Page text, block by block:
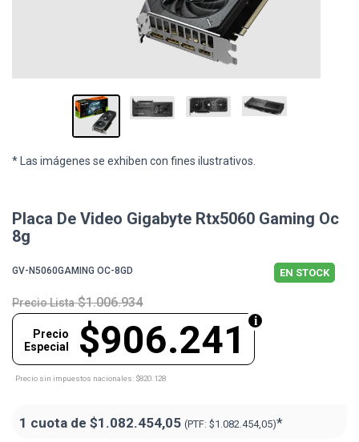
* Las imágenes se exhiben con fines ilustrativos.
Placa De Video Gigabyte Rtx5060 Gaming Oc
8g
GV-N5060GAMING OC-8GD EN STOCK
Precio Lista $1.006.934
$906.241
Precio
Especial
Precio sin impuestos nacionales: $820.128
1 cuota de $1.082.454,05 (PTF: $1.082.454,05)*